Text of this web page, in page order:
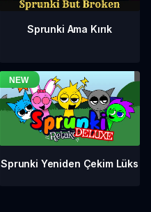
Sprunki Ama Kırık
Sprunki Yeniden Çekim Lüks